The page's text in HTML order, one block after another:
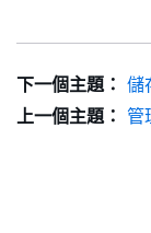
下一個主題： 儲
上一個主題： 管